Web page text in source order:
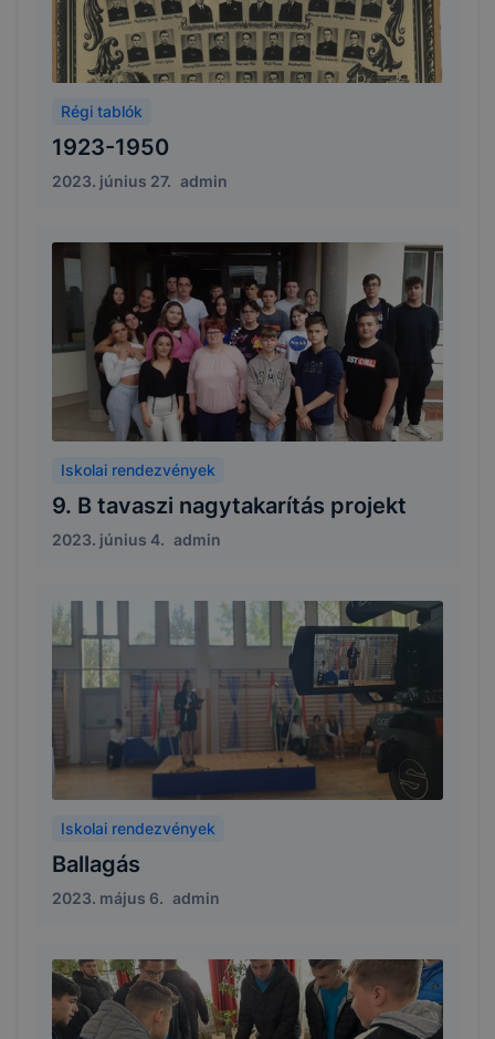
Régi tablók
1923-1950
2023. június 27. admin
Iskolai rendezvények
9. B tavaszi nagytakarítás projekt
2023. június 4. admin
Iskolai rendezvények
Ballagás
2023. május 6. admin